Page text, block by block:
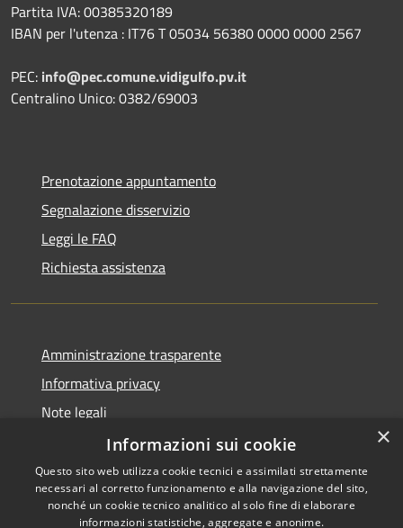
Partita IVA: 00385320189
IBAN per l'utenza : IT76 T 05034 56380 0000 0000 2567
PEC: info@pec.comune.vidigulfo.pv.it
Centralino Unico: 0382/69003
Prenotazione appuntamento
Segnalazione disservizio
Leggi le FAQ
Richiesta assistenza
Amministrazione trasparente
Informativa privacy
Note legali
Dichiarazione di accessibilità
×
Informazioni sui cookie
Questo sito web utilizza cookie tecnici e assimilati strettamente
necessari al corretto funzionamento e alla navigazione del sito,
nonché un cookie tecnico analitico al solo fine di elaborare
informazioni statistiche, aggregate e anonime.